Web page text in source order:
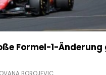
Formel-1-